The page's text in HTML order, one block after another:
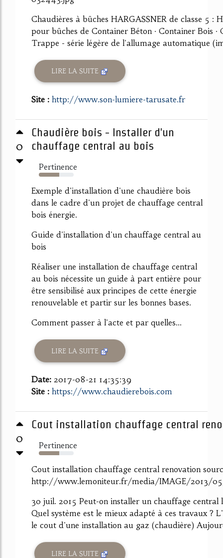
Chaudières à bûches HARGASSNER de classe 5 :
pour bûches de Container Béton · Container Bois ·
Trappe - série légère de l'allumage automatique
LIRE LA SUITE
Site : http://www.son-lumiere-tarusate.fr
0
Chaudière bois - Installer d'un
chauffage central au bois
Pertinence
59%
Exemple d'installation d'une chaudière bois
dans le cadre d'un projet de chauffage central
bois énergie.
Guide d'installation d'un chauffage central au
bois
Réaliser une installation de chauffage central
au bois nécessite un guide à part entière pour
être sensibilisé aux principes de cette énergie
renouvelable et partir sur les bonnes bases.
Comment passer à l'acte et par quelles...
LIRE LA SUITE
Date: 2017-08-21 14:35:39
Site : https://www.chaudierebois.com
0
Cout installation chauffage central
Pertinence
58%
Cout installation chauffage central renovation
http://www.lemoniteur.fr/media/IMAGE/2013/
30 juil. 2015 Peut-on installer un chauffage central
Quel système est le mieux adapté à ces travaux ?
le cout d'une installation au gaz (chaudière)
LIRE LA SUITE